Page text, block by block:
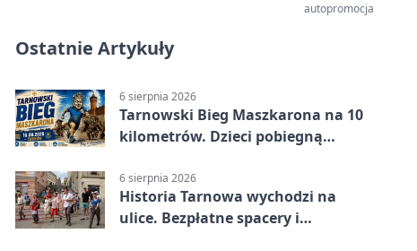
autopromocja
Ostatnie Artykuły
6 sierpnia 2026
Tarnowski Bieg Maszkarona na 10
kilometrów. Dzieci pobiegną
6 sierpnia 2026
Historia Tarnowa wychodzi na
ulice. Bezpłatne spacery i